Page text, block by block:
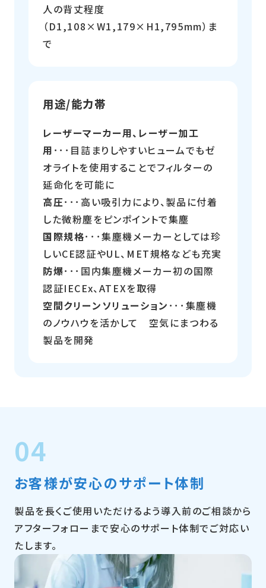
人の背丈程度
（D1,108×W1,179×H1,795mm）ま
で
用途/能力帯
レーザーマーカー用、レーザー加工
用 ･･･目詰まりしやすいヒュームでもゼ
オライトを使用することでフィルターの
延命化を可能に
高圧･･･高い吸引力により、製品に付着
した微粉塵をピンポイントで集塵
国際規格･･･集塵機メーカーとしては珍
しいCE認証やUL、MET規格なども充実
防爆･･･国内集塵機メーカー初の国際
認証IECEx、ATEXを取得
空間クリーンソリューション ･･･集塵機
のノウハウを活かして 空気にまつわる
製品を開発
04
お客様が安心のサポート体制
製品を長くご使用いただけるよう導入前のご相談から
アフターフォローまで安心のサポート体制でご対応い
たします。